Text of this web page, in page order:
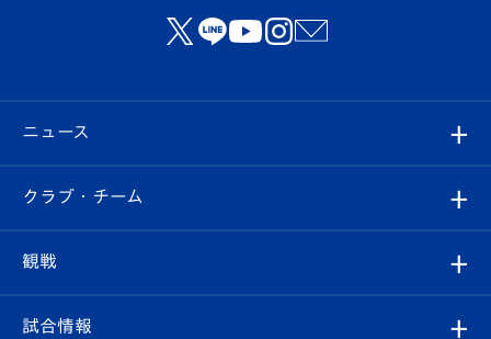
ニュース
すべて
クラブ
クラブ・チーム
観戦
観戦ルール
試合情報